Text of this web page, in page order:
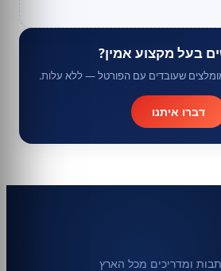
בעל מקצוע אמין?
שעובדים עם הפורטל — ללא עלות.
דברו איתנו
ומדריכים מכל הארץ